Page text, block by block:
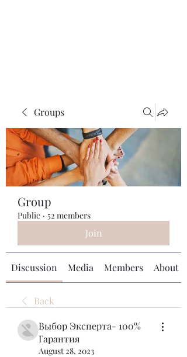
Groups
Group
Public · 52 members
Join
Discussion Media Members About
Back
Выбор Эксперта- 100%
Гарантия
August 28, 2023